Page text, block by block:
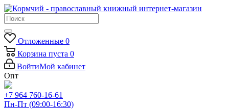
Отложенные 0
Корзина пуста 0
ВойтиМой кабинет
Опт
+7 964 760-16-61
Пн-Пт (09:00-16:30)